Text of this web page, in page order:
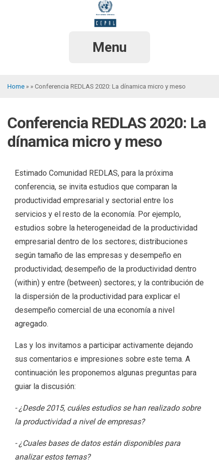
Menu
Home Conferencia REDLAS 2020: La dínamica micro y meso
Conferencia REDLAS 2020: La
dínamica micro y meso
Estimado Comunidad REDLAS, para la próxima
conferencia, se invita estudios que comparan la
productividad empresarial y sectorial entre los
servicios y el resto de la economía. Por ejemplo,
estudios sobre la heterogeneidad de la productividad
empresarial dentro de los sectores; distribuciones
según tamaño de las empresas y desempeño en
productividad; desempeño de la productividad dentro
(within) y entre (between) sectores; y la contribución de
la dispersión de la productividad para explicar el
desempeño comercial de una economía a nivel
agregado.
Las y los invitamos a participar activamente dejando
sus comentarios e impresiones sobre este tema. A
continuación les proponemos algunas preguntas para
guiar la discusión:
- ¿Desde 2015, cuáles estudios se han realizado sobre
la productividad a nivel de empresas?
- ¿Cuales bases de datos están disponibles para
analizar estos temas?